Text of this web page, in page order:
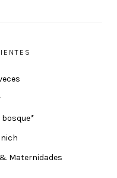
bosque*
& Maternidades